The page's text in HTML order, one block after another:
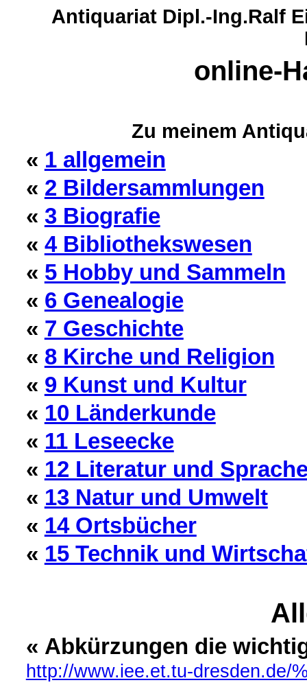
Antiquariat Dipl.-Ing.Ralf
online-
Zu meinem
« 1 allgemein
« 2 Bildersammlungen
« 3 Biografie
« 4 Bibliothekswesen
« 5 Hobby und Sammeln
« 6 Genealogie
« 7 Geschichte
« 8 Kirche und Religion
« 9 Kunst und Kultur
« 10 Länderkunde
« 11 Leseecke
« 12 Literatur und
« 13 Natur und Umwelt
« 14 Ortsbücher
« 15 Technik und
« Abkürzungen die
http://www.iee.et.tu-dresden.de/